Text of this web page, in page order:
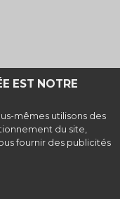
EST NOTRE
mêmes utilisons des
du site,
fournir des publicités